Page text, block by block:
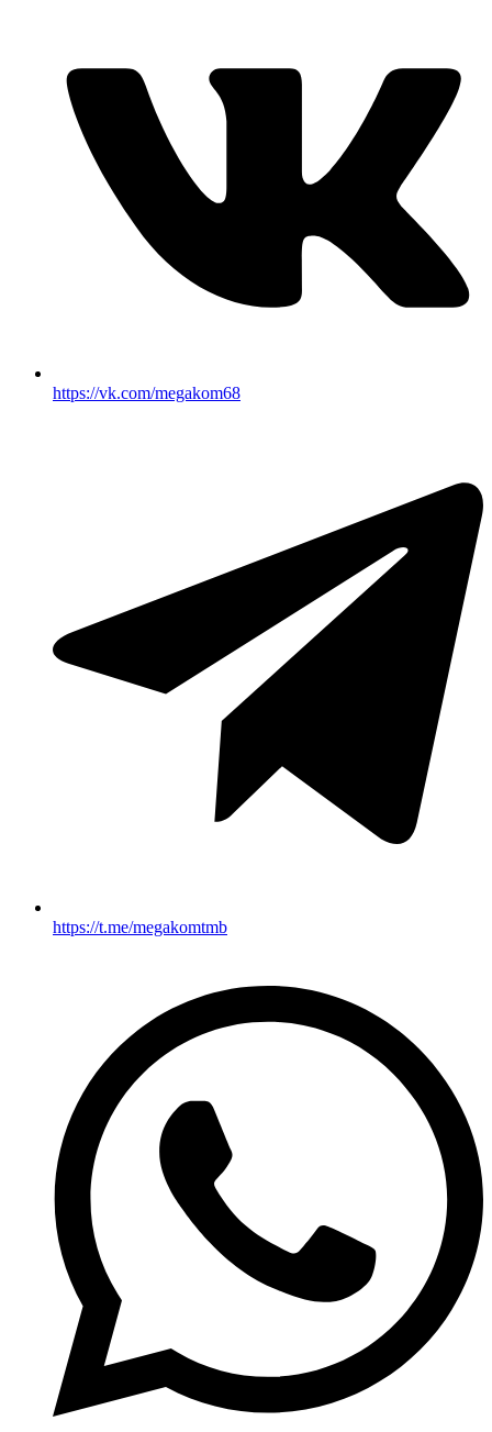
https://vk.com/megakom68
https://t.me/megakomtmb